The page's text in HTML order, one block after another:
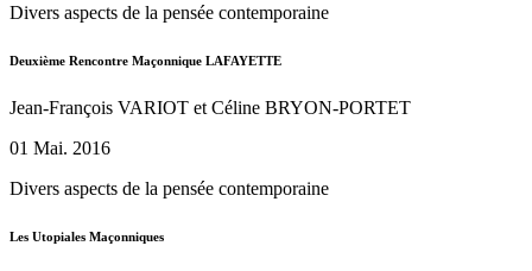
Divers aspects de la pensée contemporaine
Deuxième Rencontre Maçonnique LAFAYETTE
Jean-François VARIOT et Céline BRYON-PORTET
01 Mai. 2016
Divers aspects de la pensée contemporaine
Les Utopiales Maçonniques